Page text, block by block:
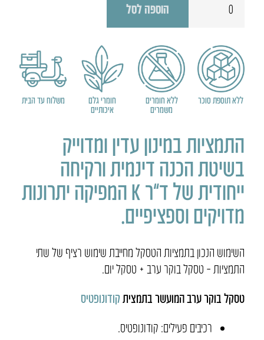
טסקל
בוקר
ערב
+
הוספה לסל
ללא תוספת סוכר
ללא חומרים
משמרים
חומרי גלם
איכותיים
משלוח עד הבית
התמציות במינון עדין ומדוייק
בשיטת הכנה דינמית ורקיחה
ייחודית של ד”ר
המפיקה יתרונות
מדויקים וספציפיים.
השימוש הנכון בתמציות הטסקלמחייבת שימוש רציף שלשתי
התמציות – טסקלבוקרערב + טסקליום.
טסקל בוקרערבהמועשר בתמציתקודונופטיס
רכיבים פעילים: קודונופטיס.